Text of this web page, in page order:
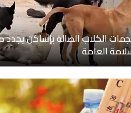
الكلاب الضالة بإساكن يجدد
العامة